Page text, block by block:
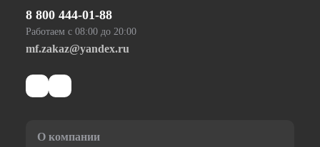
8 800 444-01-88
Работаем с 08:00 до 20:00
mf.zakaz@yandex.ru
О компании